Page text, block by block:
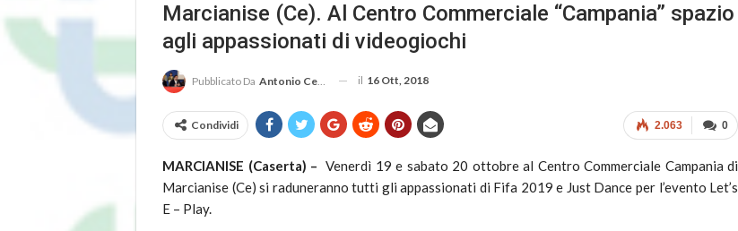
Marcianise (Ce). Al Centro Commerciale “Campania” spazio
agli appassionati di videogiochi
Pubblicato Da Antonio Cembrola il 16 Ott, 2018
0
2.063
Condividi
MARCIANISE (Caserta) –Venerdì 19 e sabato 20 ottobre al Centro Commerciale Campania di
Marcianise (Ce) si raduneranno tutti gli appassionati di Fifa 2019 e Just Dance per l’evento Let’s
E – Play.